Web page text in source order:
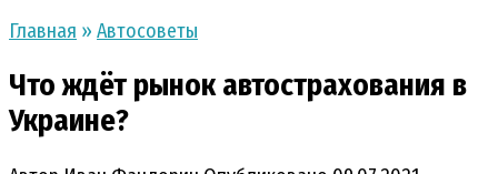
Главная » Автосоветы
Что ждёт рынок автострахования в
Украине?